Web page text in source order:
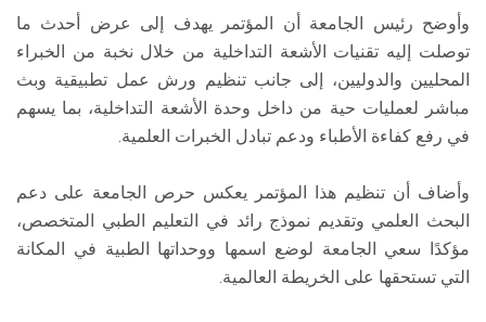
وأوضح رئيس الجامعة أن المؤتمر يهدف إلى عرض أحدث ما
توصلت إليه تقنيات الأشعة التداخلية من خلال نخبة من الخبراء
المحليين والدوليين، إلى جانب تنظيم ورش عمل تطبيقية وبث
مباشر لعمليات حية من داخل وحدة الأشعة التداخلية، بما يسهم
في رفع كفاءة الأطباء ودعم تبادل الخبرات العلمية.
وأضاف أن تنظيم هذا المؤتمر يعكس حرص الجامعة على دعم
البحث العلمي وتقديم نموذج رائد في التعليم الطبي المتخصص،
مؤكدًا سعي الجامعة لوضع اسمها ووحداتها الطبية في المكانة
التي تستحقها على الخريطة العالمية.